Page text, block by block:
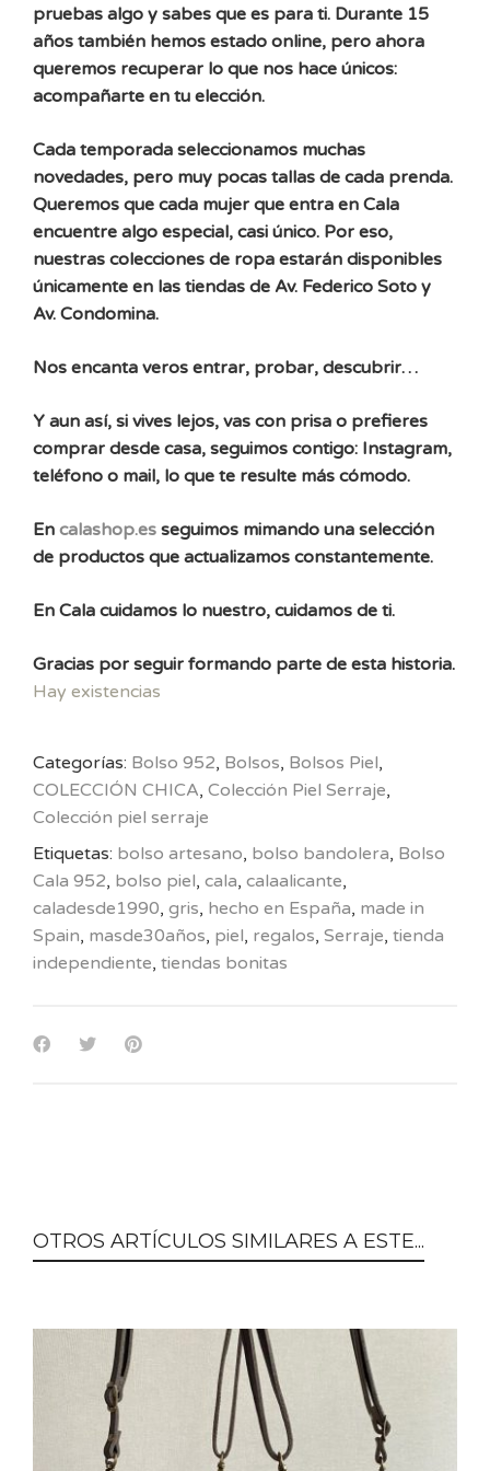
pruebas algo y sabes que es para ti. Durante 15
años también hemos estado online, pero ahora
queremos recuperar lo que nos hace únicos:
acompañarte en tu elección.
Cada temporada seleccionamos muchas
novedades, pero muy pocas tallas de cada prenda.
Queremos que cada mujer que entra en Cala
encuentre algo especial, casi único. Por eso,
nuestras colecciones de ropa estarán disponibles
únicamente en las tiendas de Av. Federico Soto y
Av. Condomina.
Nos encanta veros entrar, probar, descubrir…
Y aun así, si vives lejos, vas con prisa o prefieres
comprar desde casa, seguimos contigo: Instagram,
teléfono o mail, lo que te resulte más cómodo.
En calashop.es seguimos mimando una selección
de productos que actualizamos constantemente.
En Cala cuidamos lo nuestro, cuidamos de ti.
Gracias por seguir formando parte de esta historia.
Hay existencias
Categorías: Bolso 952, Bolsos, Bolsos Piel,
COLECCIÓN CHICA, Colección Piel Serraje,
Colección piel serraje
Etiquetas: bolso artesano, bolso bandolera, Bolso
Cala 952, bolso piel, cala, calaalicante,
caladesde1990, gris, hecho en España, made in
Spain, masde30años, piel, regalos, Serraje, tienda
independiente, tiendas bonitas
OTROS ARTÍCULOS SIMILARES A ESTE...